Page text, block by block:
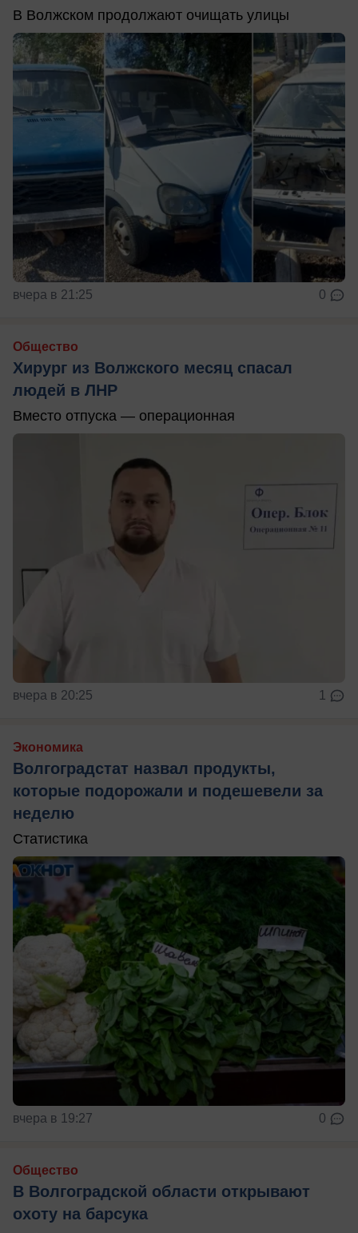
В Волжском продолжают очищать улицы
вчера в 21:25 0
Общество
Хирург из Волжского месяц спасал
людей в ЛНР
Вместо отпуска — операционная
вчера в 20:25 1
Экономика
Волгоградстат назвал продукты,
которые подорожали и подешевели за
неделю
Статистика
вчера в 19:27 0
Общество
В Волгоградской области открывают
охоту на барсука